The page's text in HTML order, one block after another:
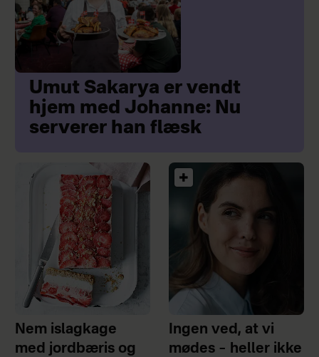
Umut Sakarya er vendt
hjem med Johanne: Nu
serverer han flæsk
Nem islagkage
med jordbæris og
Ingen ved, at vi
mødes – heller ikke